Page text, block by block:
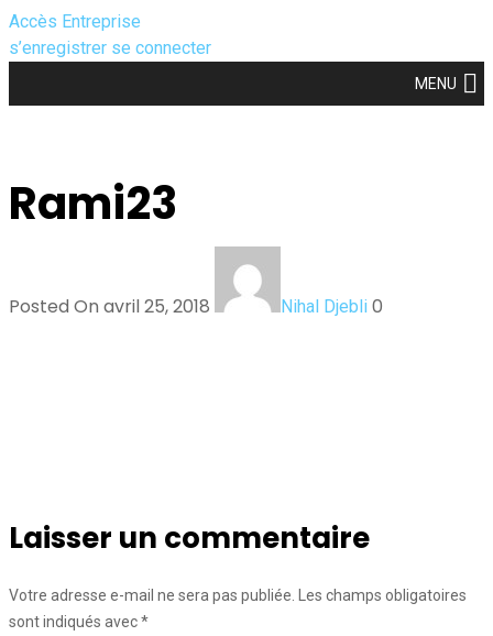
Accès Entreprise
s’enregistrer se connecter
MENU
Rami23
Posted On avril 25, 2018 Nihal Djebli 0
Laisser un commentaire
Votre adresse e-mail ne sera pas publiée. Les champs obligatoires
sont indiqués avec*